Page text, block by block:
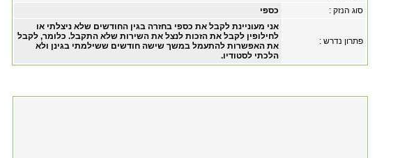
כספי
סוג הנזק :
אני מעוניינת לקבל את כספי בחזרה בגין החודשים שלא ניצלתי או
לחילופין לקבל את הזכות לנצל את השירות שלא התקבל. כלומר, לקבל
את האפשרות להתעמל במשך שישה חודשים ששילמתי בגינן ולא
הלכתי לסטודיו.
פתרון נדרש :